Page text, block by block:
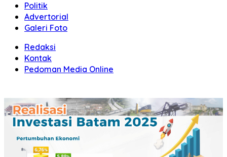
Politik
Advertorial
Galeri Foto
Redaksi
Kontak
Pedoman Media Online